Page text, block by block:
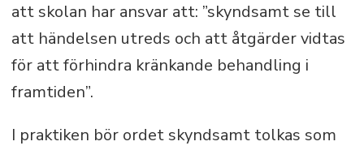
att skolan har ansvar att: ”skyndsamt se till
att händelsen utreds och att åtgärder vidtas
för att förhindra kränkande behandling i
framtiden”.
I praktiken bör ordet skyndsamt tolkas som